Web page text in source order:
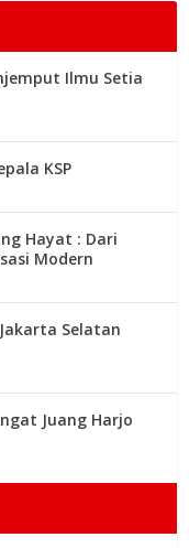
Ilmu Setia
KSP
Hayat : Dari
Modern
Selatan
Juang Harjo